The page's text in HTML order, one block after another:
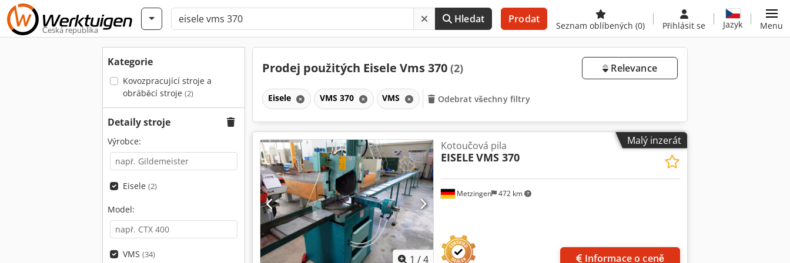
Česká republika
Hledat Prodat
Seznam oblíbených (0) Přihlásit se Jazyk Menu
Kategorie
Kovozpracující stroje a
obráběcí stroje (2)
Detaily stroje
Výrobce:
Eisele (2)
Model:
VMS (34)
Prodej použitých Eisele Vms 370 (2) Relevance
Eisele VMS 370 VMS Odebrat všechny filtry
Malý inzerát
1 /4
Metzingen 472 km
Kotoučová pila
EISELE VMS 370
Informace o ceně